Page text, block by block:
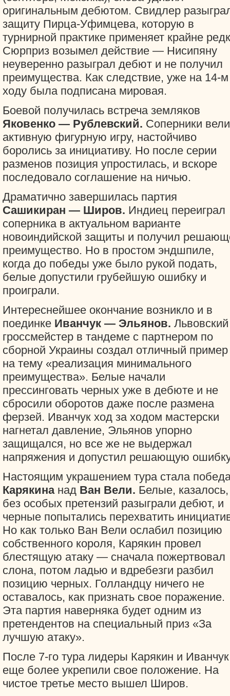
оригинальным дебютом. Свидлер
защиту Пирца-Уфимцева, которую в
турнирной практике применяет крайне
Сюрприз возымел действие — Нисипяну
неуверенно разыграл дебют и не получил
преимущества. Как следствие, уже на 14-м
ходу была подписана мировая.
Боевой получилась встреча земляков
Яковенко — Рублевский. Соперники вели
активную фигурную игру, настойчиво
боролись за инициативу. Но после серии
разменов позиция упростилась, и вскоре
последовало соглашение на ничью.
Драматично завершилась партия
Сашикиран — Широв. Индиец переиграл
соперника в актуальном варианте
новоиндийской защиты и получил
преимущество. Но в простом эндшпиле,
когда до победы уже было рукой подать,
белые допустили грубейшую ошибку и
проиграли.
Интереснейшее окончание возникло и в
поединке Иванчук — Эльянов. Львовский
гроссмейстер в тандеме с партнером по
сборной Украины создал отличный пример
на тему «реализация минимального
преимущества». Белые начали
прессинговать черных уже в дебюте и не
сбросили оборотов даже после размена
ферзей. Иванчук ход за ходом мастерски
нагнетал давление, Эльянов упорно
защищался, но все же не выдержал
напряжения и допустил решающую
Настоящим украшением тура стала
Карякинанад Ван Вели. Белые, казалось,
без особых претензий разыграли дебют, и
черные попытались перехватить
Но как только Ван Вели ослабил позицию
собственного короля, Карякин провел
блестящую атаку — сначала пожертвовал
слона, потом ладью и вдребезги разбил
позицию черных. Голландцу ничего не
оставалось, как признать свое поражение.
Эта партия наверняка будет одним из
претендентов на специальный приз «За
лучшую атаку».
После 7-го тура лидеры Карякин и Иванчук
еще более укрепили свое положение. На
чистое третье место вышел Широв.